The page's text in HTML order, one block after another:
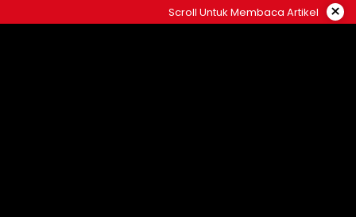
to
Scroll Untuk Membaca Artikel ×